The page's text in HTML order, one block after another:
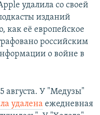
удалила со своей
изданий
как её европейское
российским
о войне в
августа. У "Медузы"
удалена ежедневная